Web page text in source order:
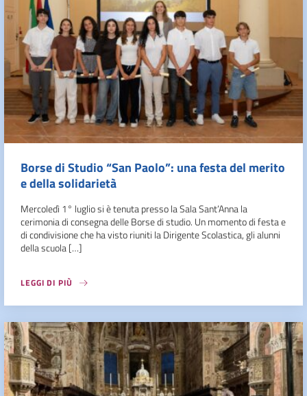
Borse di Studio “San Paolo”: una festa del merito
e della solidarietà
Mercoledì 1° luglio si è tenuta presso la Sala Sant’Anna la
cerimonia di consegna delle Borse di studio. Un momento di festa e
di condivisione che ha visto riuniti la Dirigente Scolastica, gli alunni
della scuola […]
LEGGI DI PIÙ